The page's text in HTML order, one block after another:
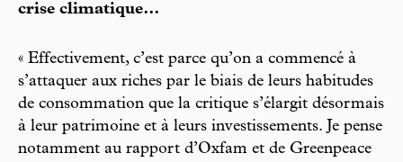
crise climatique…
« Effectivement, c’est parce qu’on a commencé à
s’attaquer aux riches par le biais de leurs habitudes
de consommation que la critique s’élargit désormais
à leur patrimoine et à leurs investissements. Je pense
notamment au rapport d’Oxfam et de Greenpeace